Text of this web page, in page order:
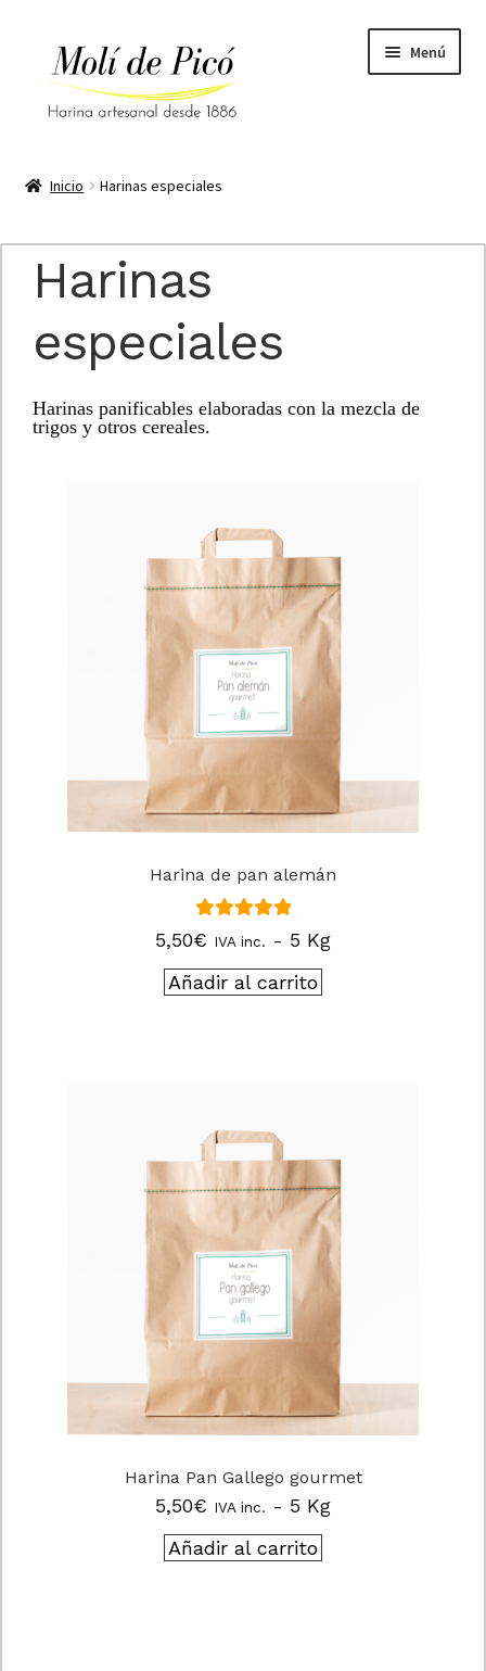
navegación
contenido
Menú
Blog
Carrito
Contacto
Finalizar compra
Política de cookies
Inicio Harinas especiales
Harinas
especiales
Harinas panificables elaboradas con la mezcla de
trigos y otros cereales.
Harina de pan alemán
Valorado en
5,50€ IVA inc. - 5 Kg
Añadir al carrito
Harina Pan Gallego gourmet
5,50€ IVA inc. - 5 Kg
Añadir al carrito